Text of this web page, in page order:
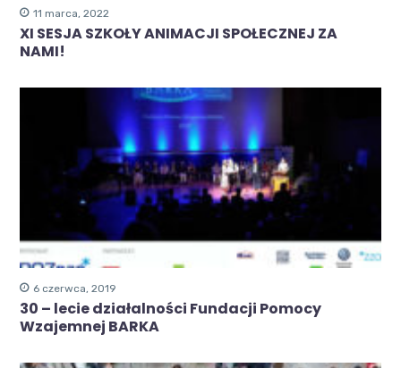
11 marca, 2022
XI SESJA SZKOŁY ANIMACJI SPOŁECZNEJ ZA
NAMI!
6 czerwca, 2019
30 – lecie działalności Fundacji Pomocy
Wzajemnej BARKA